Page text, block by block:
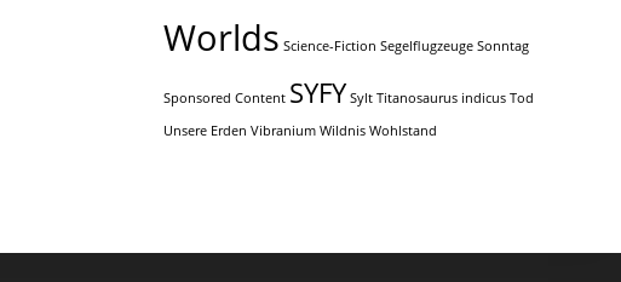
Worlds Science-Fiction Segelflugzeuge Sonntag
Sponsored Content SYFY Sylt Titanosaurus indicus Tod
Unsere Erden Vibranium Wildnis Wohlstand